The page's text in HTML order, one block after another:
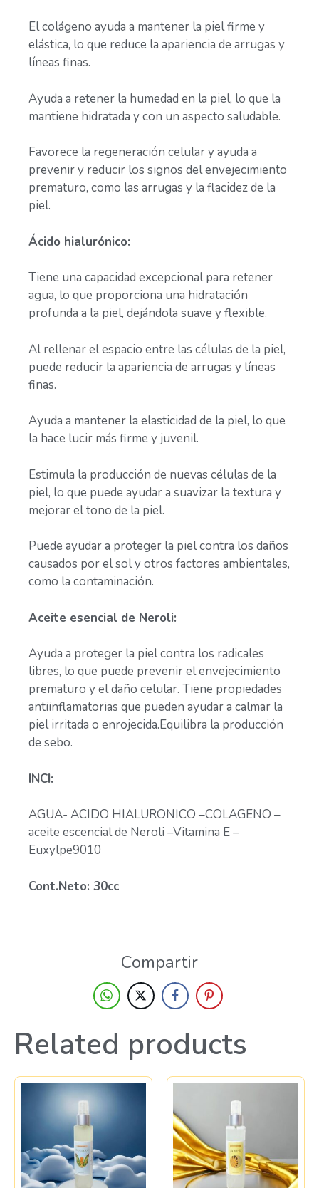
El colágeno ayuda a mantener la piel firme y
elástica, lo que reduce la apariencia de arrugas y
líneas finas.
Ayuda a retener la humedad en la piel, lo que la
mantiene hidratada y con un aspecto saludable.
Favorece la regeneración celular y ayuda a
prevenir y reducir los signos del envejecimiento
prematuro, como las arrugas y la flacidez de la
piel.
Ácido hialurónico:
Tiene una capacidad excepcional para retener
agua, lo que proporciona una hidratación
profunda a la piel, dejándola suave y flexible.
Al rellenar el espacio entre las células de la piel,
puede reducir la apariencia de arrugas y líneas
finas.
Ayuda a mantener la elasticidad de la piel, lo que
la hace lucir más firme y juvenil.
Estimula la producción de nuevas células de la
piel, lo que puede ayudar a suavizar la textura y
mejorar el tono de la piel.
Puede ayudar a proteger la piel contra los daños
causados por el sol y otros factores ambientales,
como la contaminación.
Aceite esencial de Neroli:
Ayuda a proteger la piel contra los radicales
libres, lo que puede prevenir el envejecimiento
prematuro y el daño celular. Tiene propiedades
antiinflamatorias que pueden ayudar a calmar la
piel irritada o enrojecida.Equilibra la producción
de sebo.
INCI:
AGUA- ACIDO HIALURONICO –COLAGENO –
aceite escencial de Neroli –Vitamina E –
Euxylpe9010
Cont.Neto: 30cc
Compartir
Related products